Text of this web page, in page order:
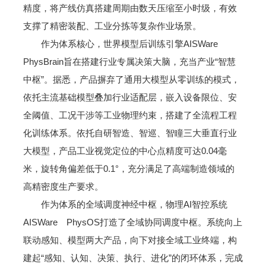
精度，将产线仿真搭建周期由数天压缩至小时级，有效
支撑了精密装配、工业分拣等复杂作业场景。
作为体系核心，世界模型后训练引擎AISWare
PhysBrain旨在搭建行业专属决策大脑，充当产业“智慧
中枢”。据悉，产品摒弃了通用大模型从零训练的模式，
依托主流基础模型叠加行业适配层，嵌入设备限位、安
全阈值、工况干涉等工业物理约束，搭建了全流程工程
化训练体系。依托自研智造、智巡、智瞳三大垂直行业
大模型，产品工业视觉定位的中心点精度可达0.04毫
米，旋转角偏差低于0.1°，充分满足了高端制造领域的
高精密度生产要求。
作为体系的全域调度神经中枢，物理AI智控系统
AISWare PhysOS打造了全域协同调度中枢。系统向上
联动感知、模型两大产品，向下对接全域工业终端，构
建起“感知、认知、决策、执行、进化”的闭环体系，完成